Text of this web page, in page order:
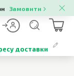
Замовити
доставки